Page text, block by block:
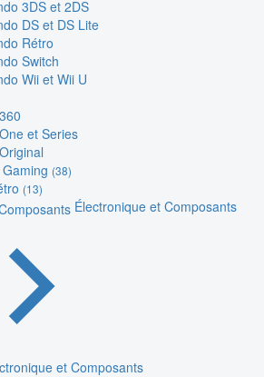
3DS et 2DS
DS et DS Lite
Rétro
Switch
Wii et Wii U
et Series
(38)
(13)
Électronique et Composants
et Composants